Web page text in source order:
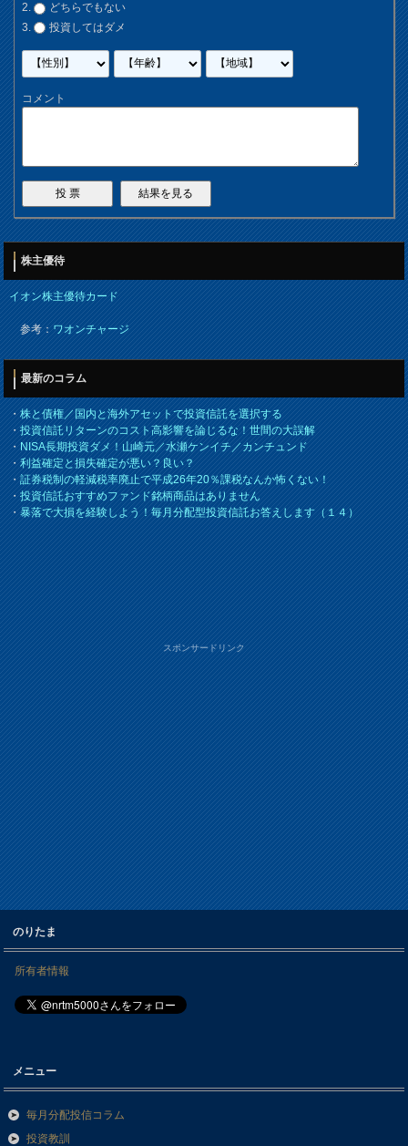
どちらでもない
投資してはダメ
コメント
株主優待
イオン株主優待カード
参考：ワオンチャージ
最新のコラム
・株と債権／国内と海外アセットで投資信託を選択する
・投資信託リターンのコスト高影響を論じるな！世間の大誤解
・NISA長期投資ダメ！山崎元／水瀬ケンイチ／カンチュンド
・利益確定と損失確定が悪い？良い？
・証券税制の軽減税率廃止で平成26年20％課税なんか怖くない！
・投資信託おすすめファンド銘柄商品はありません
・暴落で大損を経験しよう！毎月分配型投資信託お答えします（１４）
スポンサードリンク
のりたま
所有者情報
メニュー
毎月分配投信コラム
投資教訓